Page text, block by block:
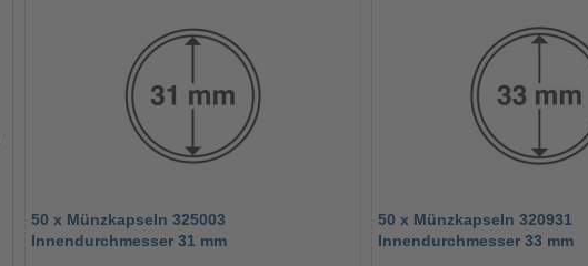
50 x Münzkapseln 325003
Innendurchmesser 31 mm
50 x Münzkapseln 320931
Innendurchmesser 33 mm